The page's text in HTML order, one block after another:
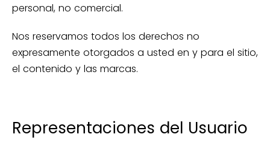
personal, no comercial.
Nos reservamos todos los derechos no
expresamente otorgados a usted en y para el sitio,
el contenido y las marcas.
Representaciones del Usuario